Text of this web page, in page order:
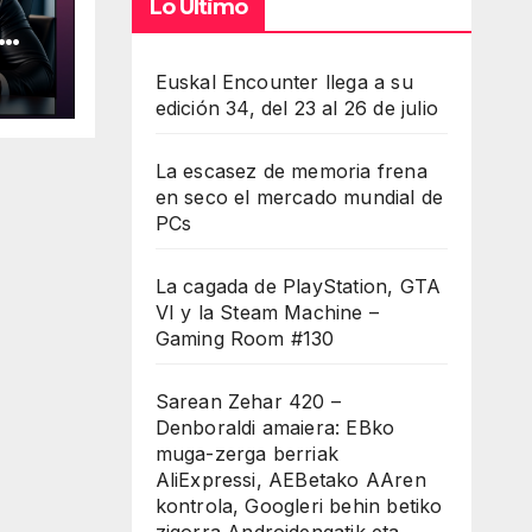
en
Lo Último
Euskal Encounter llega a su
edición 34, del 23 al 26 de julio
La escasez de memoria frena
en seco el mercado mundial de
PCs
La cagada de PlayStation, GTA
VI y la Steam Machine –
Gaming Room #130
Sarean Zehar 420 –
Denboraldi amaiera: EBko
muga-zerga berriak
AliExpressi, AEBetako AAren
kontrola, Googleri behin betiko